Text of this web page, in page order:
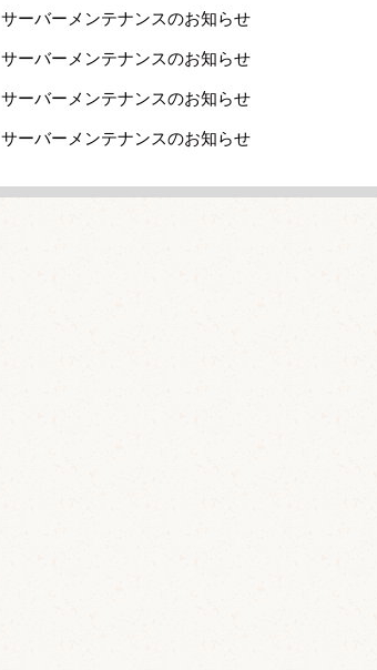
サーバーメンテナンスのお知らせ
サーバーメンテナンスのお知らせ
サーバーメンテナンスのお知らせ
サーバーメンテナンスのお知らせ